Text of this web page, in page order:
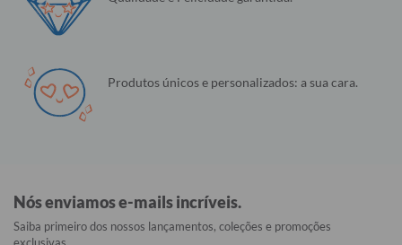
Produtos únicos e personalizados: a sua cara.
Nós enviamos e-mails incríveis.
Saiba primeiro dos nossos lançamentos, coleções e promoções